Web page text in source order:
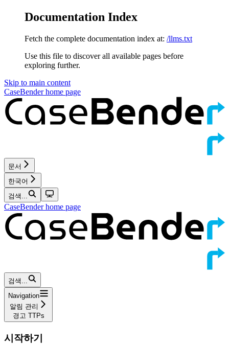
Documentation Index
Fetch the complete documentation index at: /llms.txt
Use this file to discover all available pages before
exploring further.
Skip to main content
CaseBenderhome page
문서
한국어
검색...
CaseBenderhome page
검색...
Navigation
알림 관리
경고 TTPs
시작하기